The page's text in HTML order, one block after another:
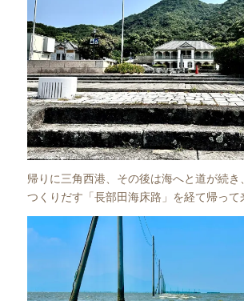
帰りに三角西港、その後は海へと道が続き
つくりだす「長部田海床路」を経て帰って